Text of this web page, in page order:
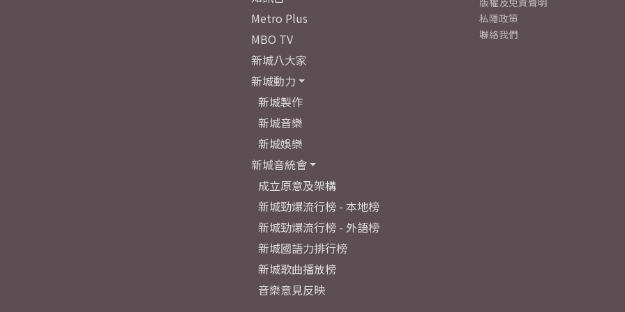
Metro Plus
MBO TV
新城八大家
新城動力
新城製作
新城音樂
新城娛樂
新城音統會
成立原意及架構
新城勁爆流行榜 - 本地榜
新城勁爆流行榜 - 外語榜
新城國語力排行榜
新城歌曲播放榜
音樂意見反映
私隱政策
聯絡我們